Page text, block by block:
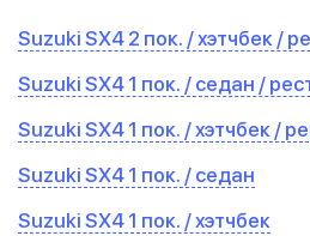
Suzuki SX4 2 пок. / хэтчбек /
Suzuki SX4 1 пок. / седан /
Suzuki SX4 1 пок. / хэтчбек /
Suzuki SX4 1 пок. / седан
Suzuki SX4 1 пок. / хэтчбек